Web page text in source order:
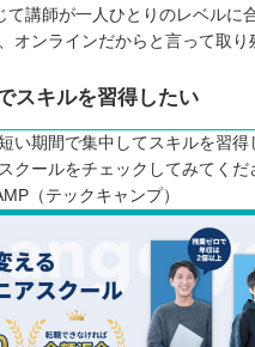
て講師が一人ひとりのレベルに
オンラインだからと言って取り
スキルを習得したい
い期間で集中してスキルを習得
クールをチェックしてみてくだ
（テックキャンプ）